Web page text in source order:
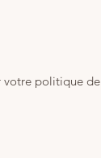
votre politique de